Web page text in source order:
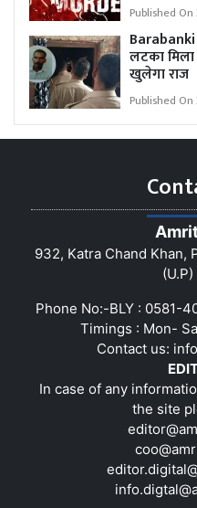
Published On
लटका मिला
खुलेगा राज
Published
932, Katra Chand Khan,
Phone No:-BLY : 0581-
Timings : Mon-
Contact us:
In case of any
the site